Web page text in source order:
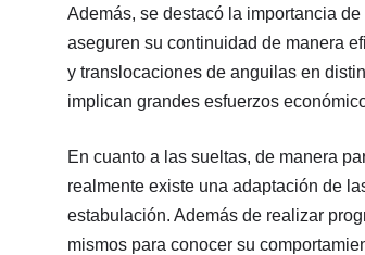
Además, se destacó la importancia
aseguren su continuidad de manera
y translocaciones de anguilas en
implican grandes esfuerzos
En cuanto a las sueltas, de manera
realmente existe una adaptación de
estabulación. Además de realizar
mismos para conocer su